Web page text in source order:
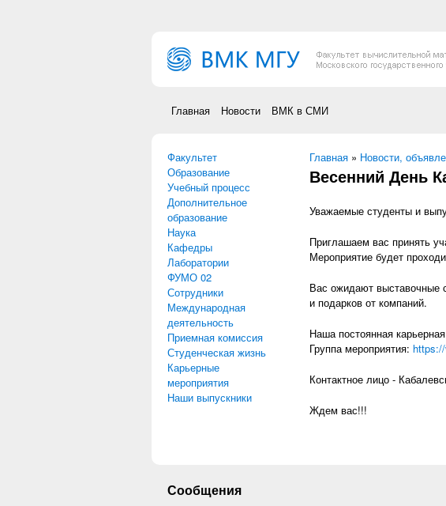
Главная Новости ВМК в СМИ
Факультет
Образование
Учебный процесс
Дополнительное
образование
Наука
Кафедры
Лаборатории
ФУМО 02
Сотрудники
Международная
деятельность
Приемная комиссия
Студенческая жизнь
Карьерные
мероприятия
Наши выпускники
Вы здесь
Главная » Новости,
Весенний День
Уважаемые студенты и
Приглашаем вас принять
Мероприятие будет
Вас ожидают выставочные
и подарков от компаний.
Наша постоянная
Группа мероприятия:
Контактное лицо -
Ждем вас!!!
Сообщения